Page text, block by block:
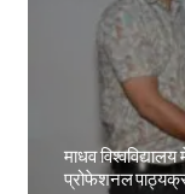
माधव
प्रोफेशनल